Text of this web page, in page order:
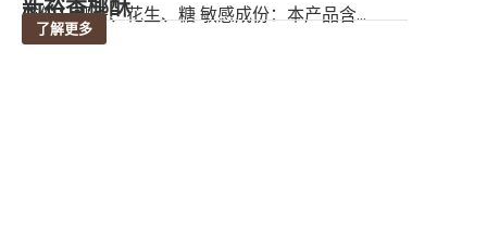
新裕香椰酥
成份：椰子、花生、糖 敏感成份：本产品含...
了解更多